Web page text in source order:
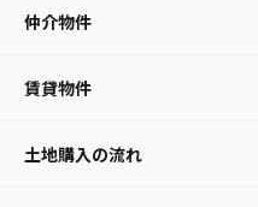
仲介物件
賃貸物件
土地購入の流れ